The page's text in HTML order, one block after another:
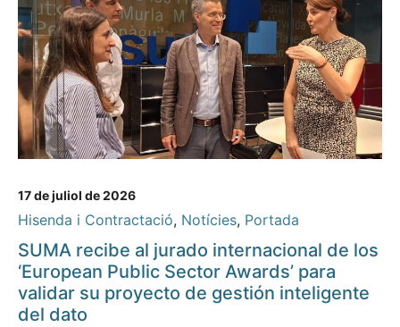
17 de juliol de 2026
Hisenda i Contractació, Notícies, Portada
SUMA recibe al jurado internacional de los
‘European Public Sector Awards’ para
validar su proyecto de gestión inteligente
del dato